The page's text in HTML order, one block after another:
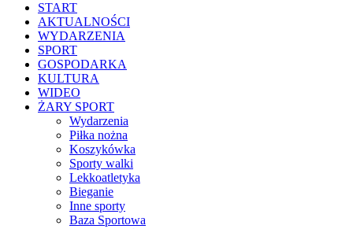
START
AKTUALNOŚCI
WYDARZENIA
SPORT
GOSPODARKA
KULTURA
WIDEO
ŻARY SPORT
Wydarzenia
Piłka nożna
Koszykówka
Sporty walki
Lekkoatletyka
Bieganie
Inne sporty
Baza Sportowa